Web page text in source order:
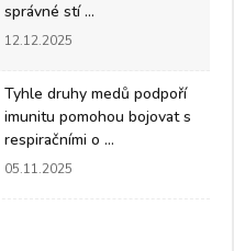
správné stí ...
12.12.2025
Tyhle druhy medů podpoří
imunitu pomohou bojovat s
respiračními o ...
05.11.2025